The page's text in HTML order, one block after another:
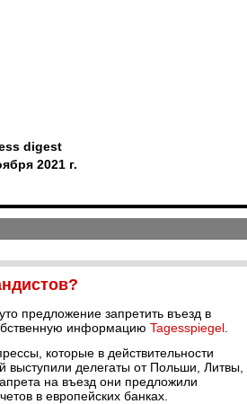
digest
2021 г.
предложение запретить въезд в
информацию Tagesspiegel
которые в действительности
выступили делегаты от Польши, Литвы,
на въезд они предложили
в европейских банках.